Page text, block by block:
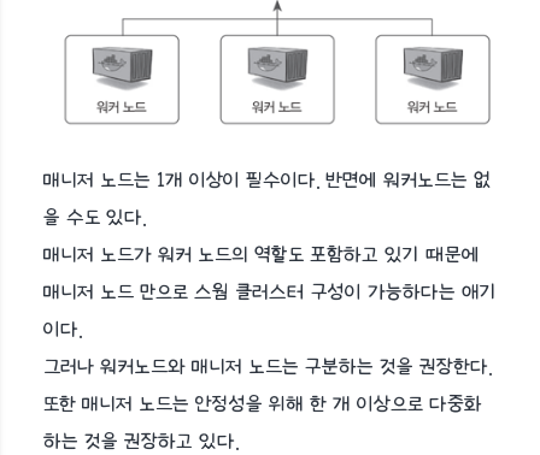
매니저 노드는 1개 이상이 필수이다. 반면에 워커노드는 없
을 수도 있다.
매니저 노드가 워커 노드의 역할도 포함하고 있기 때문에
매니저 노드 만으로 스웜 클러스터 구성이 가능하다는 애기
이다.
그러나 워커노드와 매니저 노드는 구분하는 것을 권장한다.
또한 매니저 노드는 안정성을 위해 한 개 이상으로 다중화
하는 것을 권장하고 있다.